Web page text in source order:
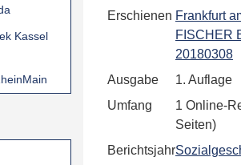
Kassel
Erschienen Frankfurt
FISCHER
20180308
Ausgabe
1. Auflage
Umfang
1 Online-
Seiten)
Berichtsjahr